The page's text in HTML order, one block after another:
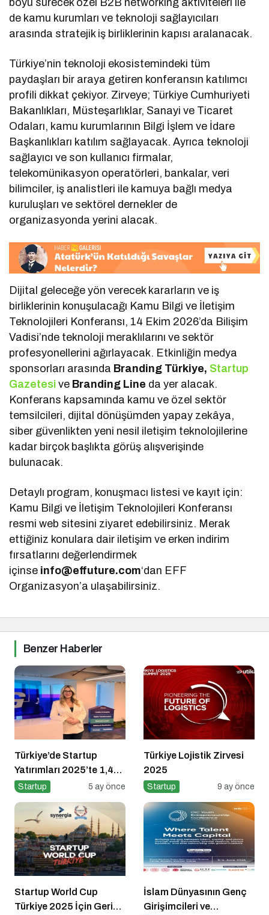
boyu sürecek özel B2B networking aktiviteleri ile
de kamu kurumları ve teknoloji sağlayıcıları
arasında stratejik iş birliklerinin kapısı aralanacak.
Türkiye’nin teknoloji ekosistemindeki tüm
paydaşları bir araya getiren konferansın katılımcı
profili dikkat çekiyor. Zirveye; Türkiye Cumhuriyeti
Bakanlıkları, Müsteşarlıklar, Sanayi ve Ticaret
Odaları, kamu kurumlarının Bilgi İşlem ve İdare
Başkanlıkları katılım sağlayacak. Ayrıca teknoloji
sağlayıcı ve son kullanıcı firmalar,
telekomünikasyon operatörleri, bankalar, veri
bilimciler, iş analistleri ile kamuya bağlı medya
kuruluşları ve sektörel dernekler de
organizasyonda yerini alacak.
Dijital geleceğe yön verecek kararların ve iş
birliklerinin konuşulacağı Kamu Bilgi ve İletişim
Teknolojileri Konferansı, 14 Ekim 2026’da Bilişim
Vadisi’nde teknoloji meraklılarını ve sektör
profesyonellerini ağırlayacak. Etkinliğin medya
sponsorları arasında Branding Türkiye, Startup
Gazetesi ve Branding Line da yer alacak.
Konferans kapsamında kamu ve özel sektör
temsilcileri, dijital dönüşümden yapay zekâya,
siber güvenlikten yeni nesil iletişim teknolojilerine
kadar birçok başlıkta görüş alışverişinde
bulunacak.
Detaylı program, konuşmacı listesi ve kayıt için:
Kamu Bilgi ve İletişim Teknolojileri Konferansı
resmi web sitesini ziyaret edebilirsiniz. Merak
ettiğiniz konulara dair iletişim ve erken indirim
fırsatlarını değerlendirmek
içinse info@effuture.com‘dan EFF
Organizasyon’a ulaşabilirsiniz.
Benzer Haberler
Türkiye’de Startup
Yatırımları 2025’te 1,4
Milyar Dolara Ulaştı
Startup 5 ay önce
Türkiye Lojistik Zirvesi
2025
Startup 9 ay önce
Startup World Cup
Türkiye 2025 İçin Geri
İslam Dünyasının Genç
Girişimcileri ve